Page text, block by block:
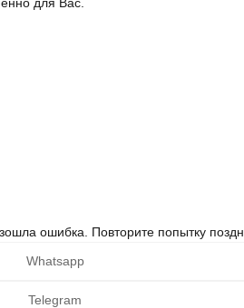
ошибка. Повторите попытку
Whatsapp
Telegram